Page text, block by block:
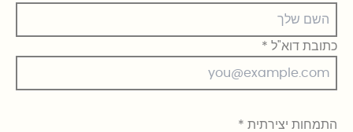
כתובת דוא"ל*
התמחות יצירתית*